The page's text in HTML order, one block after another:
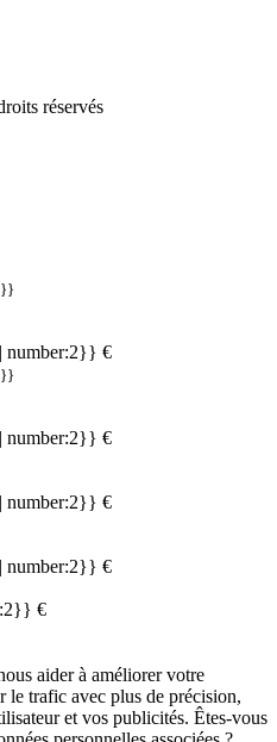
réservés
number:2}} €
number:2}} €
number:2}} €
number:2}} €
€
aider à améliorer votre
le trafic avec plus de précision,
et vos publicités. Êtes-vous